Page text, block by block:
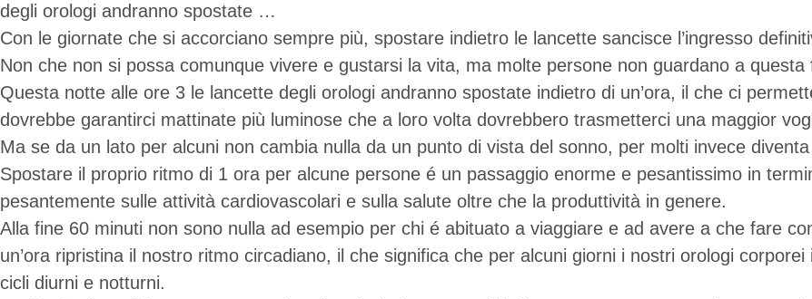
degli orologi andranno spostate …
Con le giornate che si accorciano sempre più, spostare indietro le lancette sancisce l’ingresso
Non che non si possa comunque vivere e gustarsi la vita, ma molte persone non guardano a
Questa notte alle ore 3 le lancette degli orologi andranno spostate indietro di un’ora, il che ci
dovrebbe garantirci mattinate più luminose che a loro volta dovrebbero trasmetterci una maggior
Ma se da un lato per alcuni non cambia nulla da un punto di vista del sonno, per molti invece
Spostare il proprio ritmo di 1 ora per alcune persone é un passaggio enorme e pesantissimo in
pesantemente sulle attività cardiovascolari e sulla salute oltre che la produttività in genere.
Alla fine 60 minuti non sono nulla ad esempio per chi é abituato a viaggiare e ad avere a che fare
un’ora ripristina il nostro ritmo circadiano, il che significa che per alcuni giorni i nostri orologi
cicli diurni e notturni.